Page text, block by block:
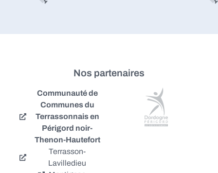
Nos partenaires
Communauté de
Communes du
Terrassonnais en
Périgord noir-
Thenon-Hautefort
Terrasson-
Lavilledieu